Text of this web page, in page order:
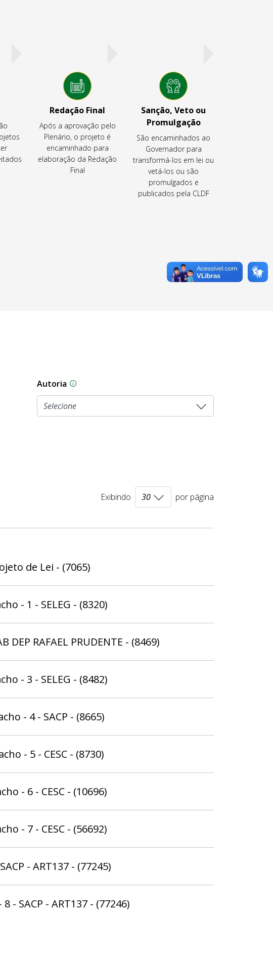
Redação Final
Após a aprovação pelo
Plenário, o projeto é
encaminhado para
elaboração da Redação
Final
Sanção, Veto ou
Promulgação
São encaminhados ao
Governador para
transformá-los em lei ou
vetá-los ou são
promulgados e
publicados pela CLDF
Autoria As proposições legislativas na CLDF podem ser
Exibindo por página
de Lei - (7065)
- 1 - SELEG - (8320)
DEP RAFAEL PRUDENTE - (8469)
- 3 - SELEG - (8482)
- 4 - SACP - (8665)
- 5 - CESC - (8730)
- 6 - CESC - (10696)
- 7 - CESC - (56692)
- ART137 - (77245)
- SACP - ART137 - (77246)